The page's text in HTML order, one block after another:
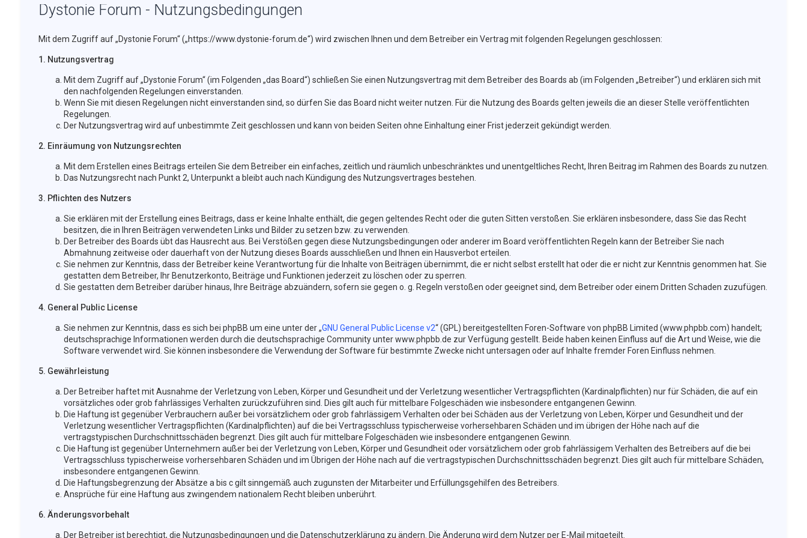
Dystonie Forum - Nutzungsbedingungen
Mit dem Zugriff auf „Dystonie Forum“ („https://www.dystonie-forum.de“) wird zwischen Ihnen und dem Betreiber ein Vertrag mit folgenden Regelungen geschlossen:
1. Nutzungsvertrag
Mit dem Zugriff auf „Dystonie Forum“ (im Folgenden „das Board“) schließen Sie einen Nutzungsvertrag mit dem Betreiber des Boards ab (im Folgenden „Betreiber“) und erklären sich mit
den nachfolgenden Regelungen einverstanden.
Wenn Sie mit diesen Regelungen nicht einverstanden sind, so dürfen Sie das Board nicht weiter nutzen. Für die Nutzung des Boards gelten jeweils die an dieser Stelle veröffentlichten
Regelungen.
Der Nutzungsvertrag wird auf unbestimmte Zeit geschlossen und kann von beiden Seiten ohne Einhaltung einer Frist jederzeit gekündigt werden.
2. Einräumung von Nutzungsrechten
Mit dem Erstellen eines Beitrags erteilen Sie dem Betreiber ein einfaches, zeitlich und räumlich unbeschränktes und unentgeltliches Recht, Ihren Beitrag im Rahmen des Boards zu nutzen.
Das Nutzungsrecht nach Punkt 2, Unterpunkt a bleibt auch nach Kündigung des Nutzungsvertrages bestehen.
3. Pflichten des Nutzers
Sie erklären mit der Erstellung eines Beitrags, dass er keine Inhalte enthält, die gegen geltendes Recht oder die guten Sitten verstoßen. Sie erklären insbesondere, dass Sie das Recht
besitzen, die in Ihren Beiträgen verwendeten Links und Bilder zu setzen bzw. zu verwenden.
Der Betreiber des Boards übt das Hausrecht aus. Bei Verstößen gegen diese Nutzungsbedingungen oder anderer im Board veröffentlichten Regeln kann der Betreiber Sie nach
Abmahnung zeitweise oder dauerhaft von der Nutzung dieses Boards ausschließen und Ihnen ein Hausverbot erteilen.
Sie nehmen zur Kenntnis, dass der Betreiber keine Verantwortung für die Inhalte von Beiträgen übernimmt, die er nicht selbst erstellt hat oder die er nicht zur Kenntnis genommen hat. Sie
gestatten dem Betreiber, Ihr Benutzerkonto, Beiträge und Funktionen jederzeit zu löschen oder zu sperren.
Sie gestatten dem Betreiber darüber hinaus, Ihre Beiträge abzuändern, sofern sie gegen o. g. Regeln verstoßen oder geeignet sind, dem Betreiber oder einem Dritten Schaden zuzufügen.
4. General Public License
Sie nehmen zur Kenntnis, dass es sich bei phpBB um eine unter der „GNU General Public License v2“ (GPL) bereitgestellten Foren-Software von phpBB Limited (www.phpbb.com) handelt;
deutschsprachige Informationen werden durch die deutschsprachige Community unter www.phpbb.de zur Verfügung gestellt. Beide haben keinen Einfluss auf die Art und Weise, wie die
Software verwendet wird. Sie können insbesondere die Verwendung der Software für bestimmte Zwecke nicht untersagen oder auf Inhalte fremder Foren Einfluss nehmen.
5. Gewährleistung
Der Betreiber haftet mit Ausnahme der Verletzung von Leben, Körper und Gesundheit und der Verletzung wesentlicher Vertragspflichten (Kardinalpflichten) nur für Schäden, die auf ein
vorsätzliches oder grob fahrlässiges Verhalten zurückzuführen sind. Dies gilt auch für mittelbare Folgeschäden wie insbesondere entgangenen Gewinn.
Die Haftung ist gegenüber Verbrauchern außer bei vorsätzlichem oder grob fahrlässigem Verhalten oder bei Schäden aus der Verletzung von Leben, Körper und Gesundheit und der
Verletzung wesentlicher Vertragspflichten (Kardinalpflichten) auf die bei Vertragsschluss typischerweise vorhersehbaren Schäden und im übrigen der Höhe nach auf die
vertragstypischen Durchschnittsschäden begrenzt. Dies gilt auch für mittelbare Folgeschäden wie insbesondere entgangenen Gewinn.
Die Haftung ist gegenüber Unternehmern außer bei der Verletzung von Leben, Körper und Gesundheit oder vorsätzlichem oder grob fahrlässigem Verhalten des Betreibers auf die bei
Vertragsschluss typischerweise vorhersehbaren Schäden und im Übrigen der Höhe nach auf die vertragstypischen Durchschnittsschäden begrenzt. Dies gilt auch für mittelbare Schäden,
insbesondere entgangenen Gewinn.
Die Haftungsbegrenzung der Absätze a bis c gilt sinngemäß auch zugunsten der Mitarbeiter und Erfüllungsgehilfen des Betreibers.
Ansprüche für eine Haftung aus zwingendem nationalem Recht bleiben unberührt.
6. Änderungsvorbehalt
Der Betreiber ist berechtigt, die Nutzungsbedingungen und die Datenschutzerklärung zu ändern. Die Änderung wird dem Nutzer per E-Mail mitgeteilt.